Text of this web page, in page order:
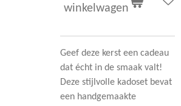
winkelwagen
Geef deze kerst een cadeau
dat écht in de smaak valt!
Deze stijlvolle kadoset bevat
een handgemaakte